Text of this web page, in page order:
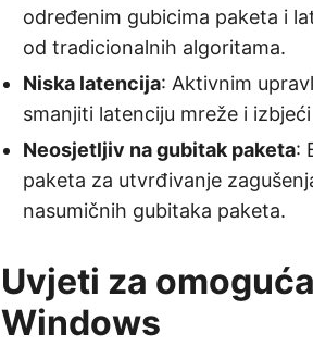
određenim gubicima paketa i
od tradicionalnih algoritama.
Niska latencija: Aktivnim
smanjiti latenciju mreže i
Neosjetljiv na gubitak paketa:
paketa za utvrđivanje
nasumičnih gubitaka paketa.
Uvjeti za
Windows